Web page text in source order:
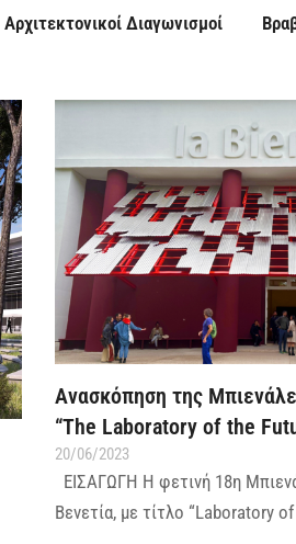
Αρχιτεκτονικοί Διαγωνισμοί
Ανασκόπηση της
“The Laboratory of the
20/06/2023
ΕΙΣΑΓΩΓΗ Η φετινή 18η
Βενετία, με τίτλο “Laboratory